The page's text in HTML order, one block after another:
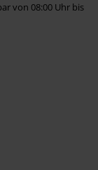
von 08:00 Uhr bis